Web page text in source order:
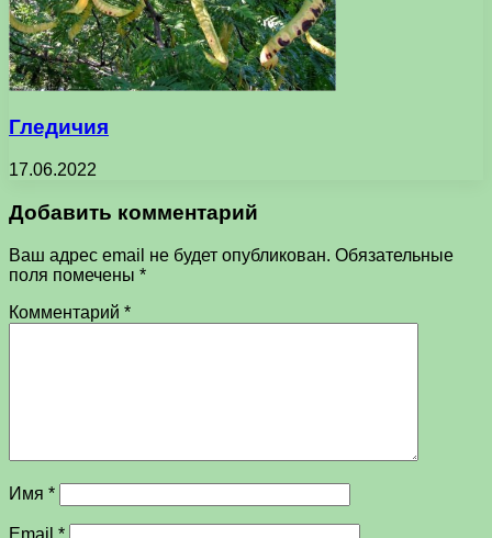
Гледичия
17.06.2022
Добавить комментарий
Ваш адрес email не будет опубликован. Обязательные
поля помечены *
Комментарий *
Имя *
Email *